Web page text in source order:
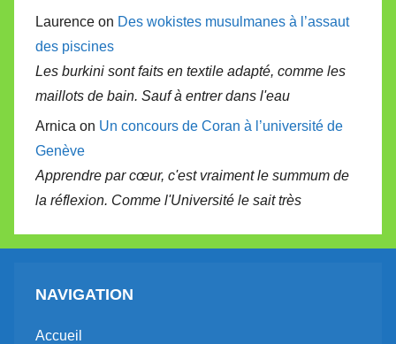
Laurence on Des wokistes musulmanes à l’assaut
des piscines
Les burkini sont faits en textile adapté, comme les
maillots de bain. Sauf à entrer dans l'eau
Arnica on Un concours de Coran à l’université de
Genève
Apprendre par cœur, c'est vraiment le summum de
la réflexion. Comme l'Université le sait très
NAVIGATION
Accueil